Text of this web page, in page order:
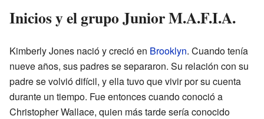
Inicios y el grupo Junior M.A.F.I.A.
Kimberly Jones nació y creció en Brooklyn. Cuando tenía
nueve años, sus padres se separaron. Su relación con su
padre se volvió difícil, y ella tuvo que vivir por su cuenta
durante un tiempo. Fue entonces cuando conoció a
Christopher Wallace, quien más tarde sería conocido